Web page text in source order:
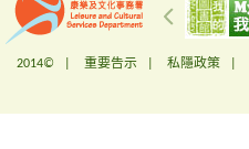
2014© | 重要告示 私隱政策